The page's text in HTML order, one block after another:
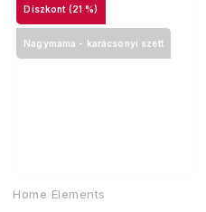
Home Elements
(21 %)
Nagymama - karácsonyi szett